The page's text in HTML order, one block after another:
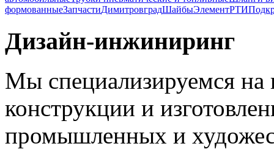
формованныеЗапчастиДимитровградШайбыЭлементРТИ
Дизайн-инжиниринг
Мы специализируемся на
конструкции и
промышленных и